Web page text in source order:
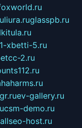
liura.ruglasspb.ru
xbetti-5.ru
2.ru
ev-gallery.ru
csm-demo.ru
allseo-host.ru